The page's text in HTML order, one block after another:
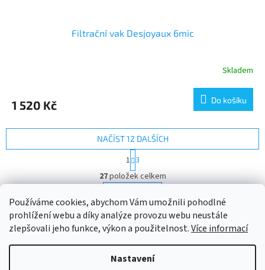
Používáme cookies, abychom Vám umožnili pohodlné
prohlížení webu a díky analýze provozu webu neustále
zlepšovali jeho funkce, výkon a použitelnost.Více informací
Nastavení
Filtrační vak Desjoyaux 6mic
Skladem
1 520 Kč Do košíku
O
v
á
d
a
í
p
NAČÍST 12 DALŠÍCH
S
t
r
á
k
o
v
á
n
í
1 3
27položek celkem